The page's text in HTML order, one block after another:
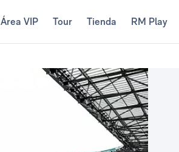
Área VIP Tour Tienda RM Play